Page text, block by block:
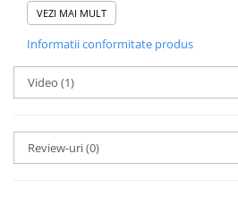
Foliile noastre
tu.
Materialul
VEZI MAI MULT
Informatii conformitate produs
Video (1)
Review-uri(0)